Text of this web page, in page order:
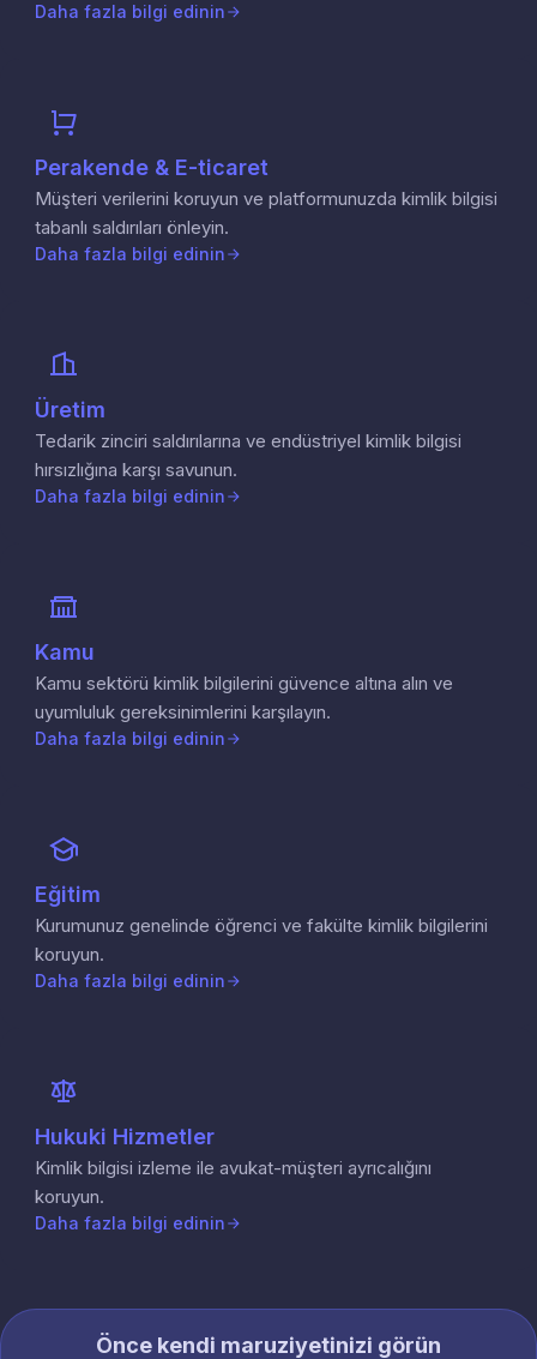
Daha fazla bilgi edinin
Perakende & E-ticaret
Müşteri verilerini koruyun ve platformunuzda kimlik bilgisi
tabanlı saldırıları önleyin.
Daha fazla bilgi edinin
Üretim
Tedarik zinciri saldırılarına ve endüstriyel kimlik bilgisi
hırsızlığına karşı savunun.
Daha fazla bilgi edinin
Kamu
Kamu sektörü kimlik bilgilerini güvence altına alın ve
uyumluluk gereksinimlerini karşılayın.
Daha fazla bilgi edinin
Eğitim
Kurumunuz genelinde öğrenci ve fakülte kimlik bilgilerini
koruyun.
Daha fazla bilgi edinin
Hukuki Hizmetler
Kimlik bilgisi izleme ile avukat-müşteri ayrıcalığını
koruyun.
Daha fazla bilgi edinin
Önce kendi maruziyetinizi görün